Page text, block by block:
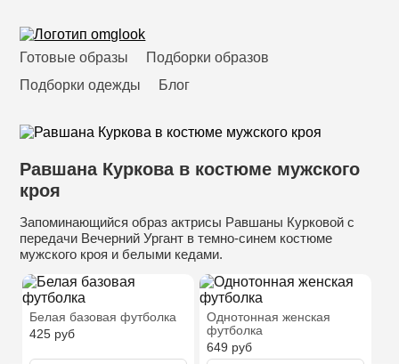
Готовые образы
Подборки образов
Подборки одежды
Блог
Равшана Куркова в костюме мужского
кроя
Запоминающийся образ актрисы Равшаны Курковой с
передачи Вечерний Ургант в темно-синем костюме
мужского кроя и белыми кедами.
Белая базовая футболка
425 руб
Однотонная женская
футболка
649 руб